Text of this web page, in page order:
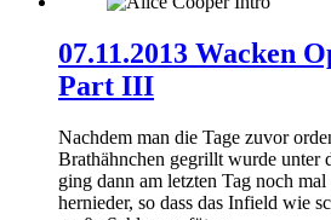
07.11.2013 Wacken
Part III
Nachdem man die Tage zuvor
Brathähnchen gegrillt wurde unter
ging dann am letzten Tag noch
hernieder, so dass das Infield wie